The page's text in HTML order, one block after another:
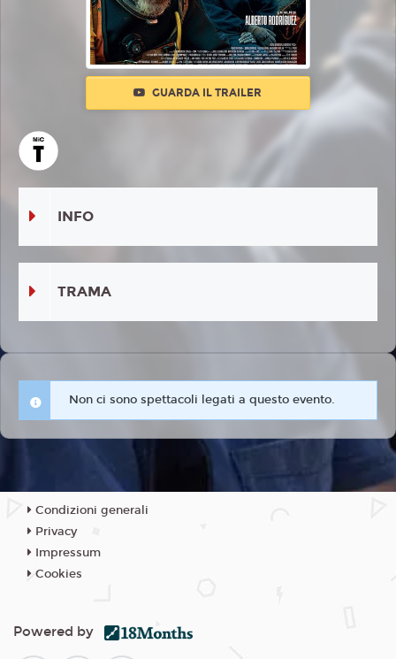
GUARDA IL TRAILER
INFO
TRAMA
Non ci sono spettacoli legati a questo evento.
Condizioni generali
Privacy
Impressum
Cookies
Powered by